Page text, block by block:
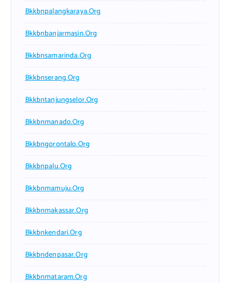
Bkkbnpalangkaraya.org
Bkkbnbanjarmasin.org
Bkkbnsamarinda.org
Bkkbnserang.org
Bkkbntanjungselor.org
Bkkbnmanado.org
Bkkbngorontalo.org
Bkkbnpalu.org
Bkkbnmamuju.org
Bkkbnmakassar.org
Bkkbnkendari.org
Bkkbndenpasar.org
Bkkbnmataram.org